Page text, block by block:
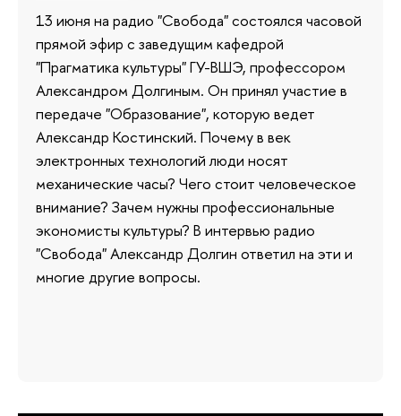
13 июня на радио "Свобода" состоялся часовой
прямой эфир с заведущим кафедрой
"Прагматика культуры" ГУ-ВШЭ, профессором
Александром Долгиным. Он принял участие в
передаче "Образование", которую ведет
Александр Костинский. Почему в век
электронных технологий люди носят
механические часы? Чего стоит человеческое
внимание? Зачем нужны профессиональные
экономисты культуры? В интервью радио
"Свобода" Александр Долгин ответил на эти и
многие другие вопросы.